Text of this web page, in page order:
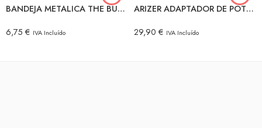
BANDEJA METALICA THE BULLDOG V2 (MULTILOGO) GRANDE
6,75 € IVA Incluído
ARIZER ADAPTADOR DE POTENCIA
29,90 € IVA Incluído